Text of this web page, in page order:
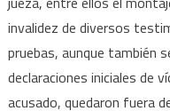
invalidez de diversos
pruebas, aunque también
declaraciones iniciales de
acusado, quedaron fuera